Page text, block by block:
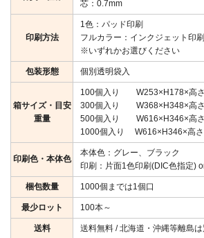
芯：0.7mm
印刷方法
1色：パッド印刷
フルカラー：インクジェット印刷
※いずれかお選びください
包装形態 個別透明袋入
箱サイズ・目安
重量
100個入り W253×H178×高
300個入り W368×H348×高
500個入り W616×H346×高
1000個入り W616×H346×高
印刷色・本体色
本体色：グレー、ブラック
印刷：片面1色印刷(DIC色指定)
梱包数量 1000個までは1個口
最少ロット 100本～
送料 送料無料 / 北海道・沖縄等離島は